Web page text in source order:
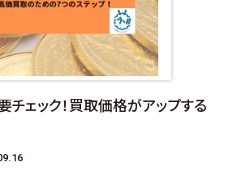
ェック！買取価格がアップする